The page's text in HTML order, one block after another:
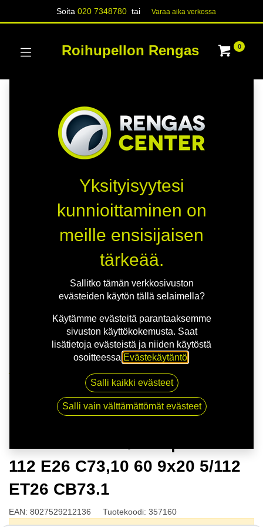
Soita020 7348780 tai Varaa aika verk​​​​ossa
Roihupellon Rengas 0
MSW 51 G.BLK/POL | 9X20 5-112 E26 C73,10 60 9x20
5/112 ET26 CB73.1
112 E26 C73,10 60 9x20 5/112
ET26 CB73.1
EAN: 8027529212136 Tuotekoodi: 357160
Yksityisyytesi
kunnioittaminen on
meille ensisijaisen
tärkeää.
Sallitko tämän verkkosivuston
evästeiden käytön tällä selaimella?
Käytämme evästeitä parantaaksemme
sivuston käyttökokemusta. Saat
lisätietoja evästeistä ja niiden käytöstä
osoitteessa Evästekäytäntö
Salli kaikki evästeet
Salli vain välttämättömät evästeet